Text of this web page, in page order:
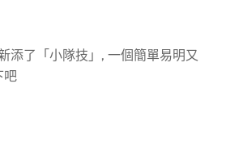
添了「小隊技」, 一個簡單易明又
吧